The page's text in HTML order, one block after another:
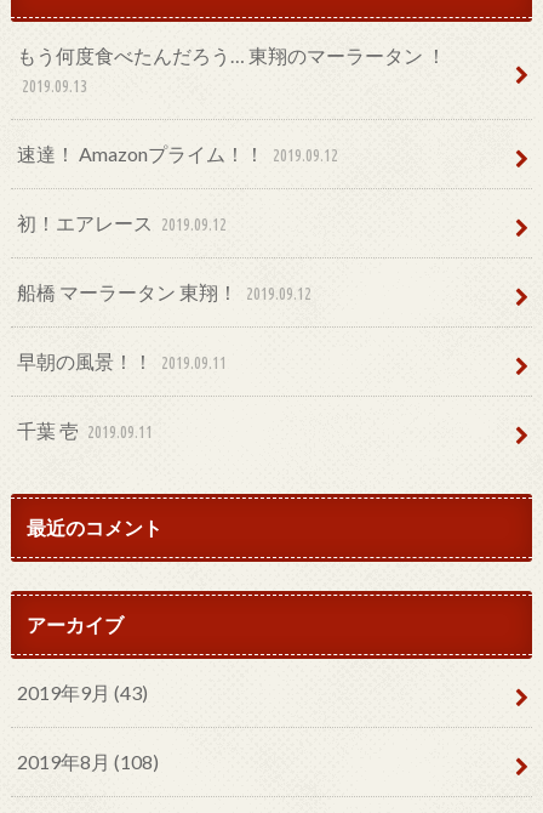
もう何度食べたんだろう… 東翔のマーラータン ！
2019.09.13
速達！ Amazonプライム！！ 2019.09.12
初！エアレース 2019.09.12
船橋 マーラータン 東翔！ 2019.09.12
早朝の風景！！ 2019.09.11
千葉 壱 2019.09.11
最近のコメント
アーカイブ
2019年9月 (43)
2019年8月 (108)